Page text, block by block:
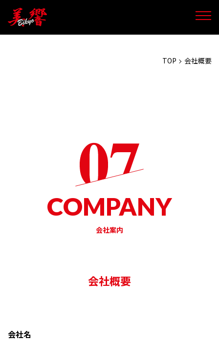
メニ
TOP 会社概要
会社案内
会社概要
会社名